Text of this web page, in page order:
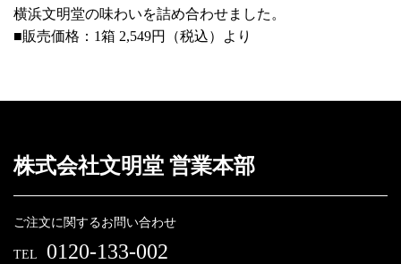
横浜文明堂の味わいを詰め合わせました。
■販売価格：1箱 2,549円（税込）より
株式会社文明堂 営業本部
ご注文に関するお問い合わせ
TEL 0120-133-002